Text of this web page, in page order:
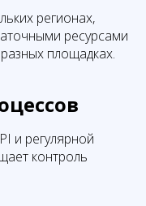
регионах,
ресурсами
площадках.
и регулярной
контроль